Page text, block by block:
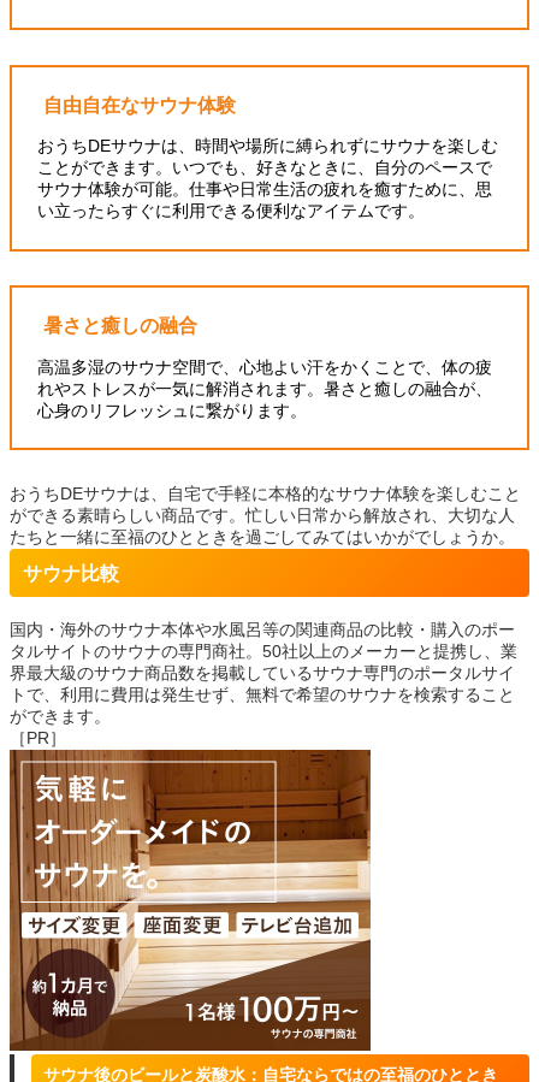
自由自在なサウナ体験
おうちDEサウナは、時間や場所に縛られずにサウナを楽しむ
ことができます。いつでも、好きなときに、自分のペースで
サウナ体験が可能。仕事や日常生活の疲れを癒すために、思
い立ったらすぐに利用できる便利なアイテムです。
暑さと癒しの融合
高温多湿のサウナ空間で、心地よい汗をかくことで、体の疲
れやストレスが一気に解消されます。暑さと癒しの融合が、
心身のリフレッシュに繋がります。
おうちDEサウナは、自宅で手軽に本格的なサウナ体験を楽しむこと
ができる素晴らしい商品です。忙しい日常から解放され、大切な人
たちと一緒に至福のひとときを過ごしてみてはいかがでしょうか。
サウナ比較
国内・海外のサウナ本体や水風呂等の関連商品の比較・購入のポー
タルサイトのサウナの専門商社。50社以上のメーカーと提携し、業
界最大級のサウナ商品数を掲載しているサウナ専門のポータルサイ
トで、利用に費用は発生せず、無料で希望のサウナを検索すること
ができます。
［PR］
サウナ後のビールと炭酸水：自宅ならではの至福のひととき